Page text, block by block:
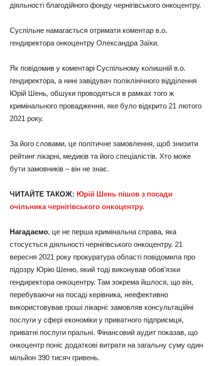
діяльності благодійного фонду чернігівського онкоцентру.
Суспільне намагається отримати коментар в.о.
гендиректора онкоцентру Олександра Заїки.
Як повідомив у коментарі Суспільному колишній в.о.
гендиректора, а нині завідувач поліклінічного відділення
Юрій Шень, обшуки проводяться в рамках того ж
кримінального провадження, яке було відкрито 21 лютого
2021 року.
За його словами, це політичне замовлення, щоб знизити
рейтинг лікарні, медиків та його спеціалістів. Хто може
бути замовників – він не знає.
ЧИТАЙТЕ ТАКОЖ: Юрій Шень пішов з посади
очільника чернігівського онкоцентру.
Нагадаємо, це не перша кримінальна справа, яка
стосується діяльності чернігівського онкоцентру. 21
вересня 2021 року прокуратура області повідомила про
підозру Юрію Шеню, який тоді виконував обов’язки
гендиректора онкоцентру. Там зокрема йшлося, що він,
перебуваючи на посаді керівника, неефективно
використовував гроші лікарні: замовляв консультаційні
послуги у сфері економіки у приватного підприємця,
приватні послуги пральні. Фінансовий аудит показав, що
онкоцентр поніс додаткові витрати на загальну суму один
мільйон 390 тисяч гривень.